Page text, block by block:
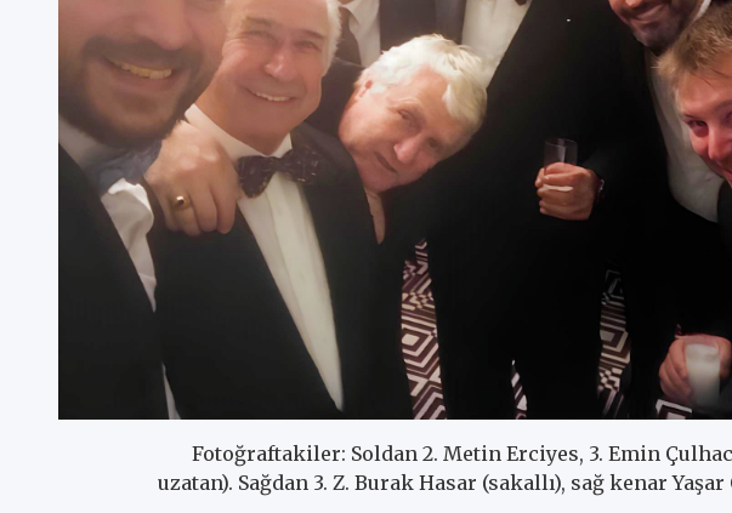
Fotoğraftakiler: Soldan 2. Metin Erciyes, 3. Emin Çulhacı
uzatan). Sağdan 3. Z. Burak Hasar (sakallı), sağ kenar Yaşar